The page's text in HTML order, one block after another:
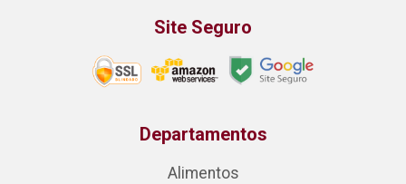
Site Seguro
Departamentos
Alimentos